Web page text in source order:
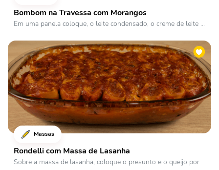
Bombom na Travessa com Morangos
Em uma panela coloque, o leite condensado, o creme de leite ...
Massas
Rondelli com Massa de Lasanha
Sobre a massa de lasanha, coloque o presunto e o queijo por